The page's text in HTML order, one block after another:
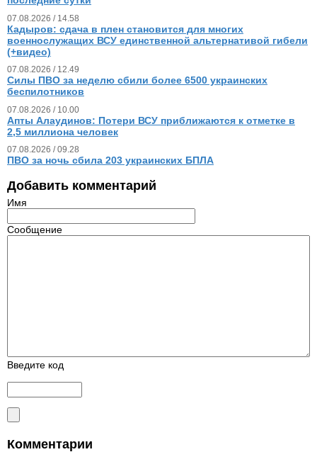
07.08.2026 / 14.58
Кадыров: сдача в плен становится для многих
военнослужащих ВСУ единственной альтернативой гибели
(+видео)
07.08.2026 / 12.49
Силы ПВО за неделю сбили более 6500 украинских
беспилотников
07.08.2026 / 10.00
Апты Алаудинов: Потери ВСУ приближаются к отметке в
2,5 миллиона человек
07.08.2026 / 09.28
ПВО за ночь сбила 203 украинских БПЛА
Добавить комментарий
Имя
Сообщение
Введите код
Комментарии